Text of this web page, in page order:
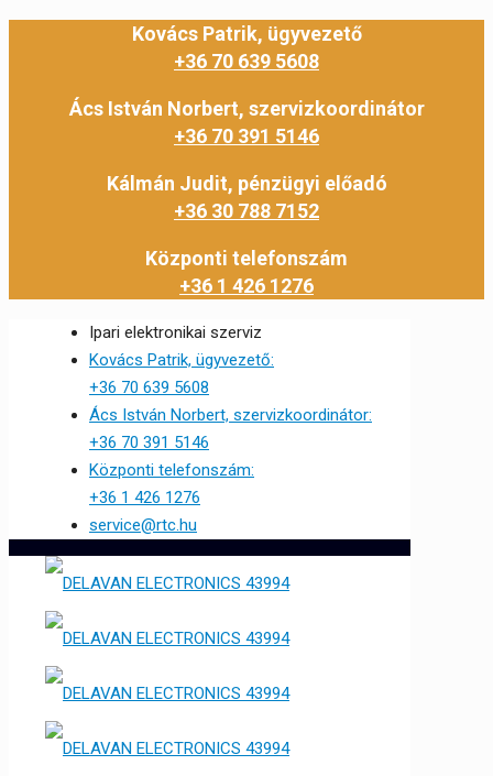
Kovács Patrik, ügyvezető
+36 70 639 5608
Ács István Norbert, szervizkoordinátor
+36 70 391 5146
Kálmán Judit, pénzügyi előadó
+36 30 788 7152
Központi telefonszám
+36 1 426 1276
Ipari elektronikai szerviz
Kovács Patrik, ügyvezető:
+36 70 639 5608
Ács István Norbert, szervizkoordinátor:
+36 70 391 5146
Központi telefonszám:
+36 1 426 1276
service@rtc.hu